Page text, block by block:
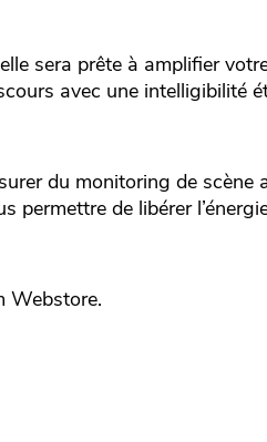
sera prête à amplifier
avec une intelligibilité
du monitoring de scène
permettre de libérer
Webstore.